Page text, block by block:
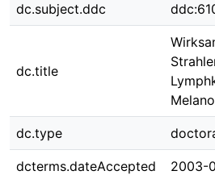
dc.subject.ddc
dc.title
dc.type
dcterms.dateAccepted 2003-